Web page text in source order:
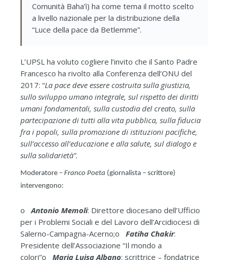
Comunità Baha’ì) ha come tema il motto scelto
a livello nazionale per la distribuzione della
“Luce della pace da Betlemme”.
L’UPSL ha voluto cogliere l’invito che il Santo Padre
Francesco ha rivolto alla Conferenza dell’ONU del
2017: “La pace deve essere costruita sulla giustizia,
sullo sviluppo umano integrale, sul rispetto dei diritti
umani fondamentali, sulla custodia del creato, sulla
partecipazione di tutti alla vita pubblica, sulla fiducia
fra i popoli, sulla promozione di istituzioni pacifiche,
sull’accesso all’educazione e alla salute, sul dialogo e
sulla solidarietà”.
Moderatore – Franco Poeta (giornalista – scrittore)
intervengono:
o Antonio Memoli: Direttore diocesano dell’Ufficio
per i Problemi Sociali e del Lavoro dell’Arcidiocesi di
Salerno-Campagna-Acerno;o Fatiha Chakir:
Presidente dell’Associazione “Il mondo a
colori”o Maria Luisa Albano: scrittrice – fondatrice